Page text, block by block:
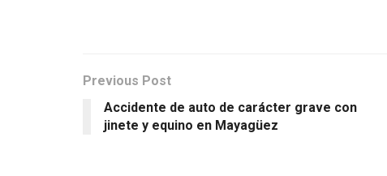
Previous Post
Accidente de auto de carácter grave con
jinete y equino en Mayagüez